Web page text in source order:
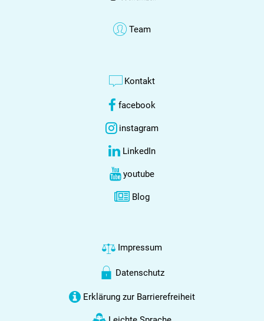
Team
Kontakt
facebook
instagram
LinkedIn
youtube
Blog
Impressum
Datenschutz
Erklärung zur Barrierefreiheit